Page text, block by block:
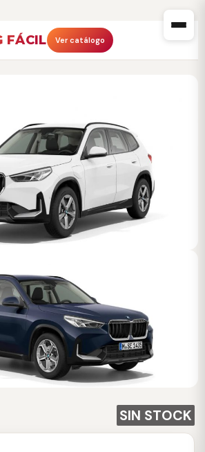
FÁCIL Ver catálogo
SIN STOCK